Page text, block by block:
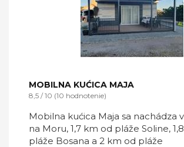
MOBILNA KUĆICA MAJA
8,5 / 10 (10 hodnotenie)
Mobilna kućica Maja sa nachádza
na Moru, 1,7 km od pláže Soline,
pláže Bosana a 2 km od pláže